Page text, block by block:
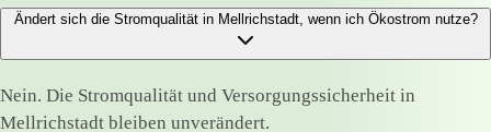
Ändert sich die Stromqualität in Mellrichstadt, wenn ich Ökostrom nutze?
Nein. Die Stromqualität und Versorgungssicherheit in
Mellrichstadt bleiben unverändert.